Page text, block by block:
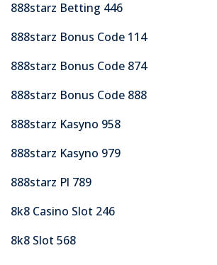
888starz Betting 446
888starz Bonus Code 114
888starz Bonus Code 874
888starz Bonus Code 888
888starz Kasyno 958
888starz Kasyno 979
888starz Pl 789
8k8 Casino Slot 246
8k8 Slot 568